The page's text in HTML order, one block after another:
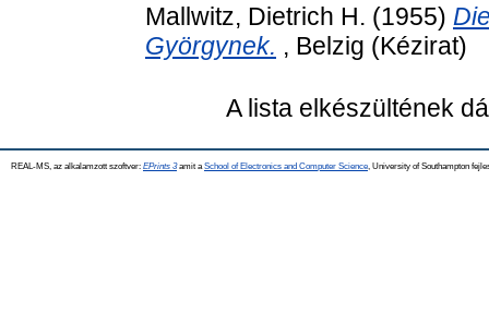
Mallwitz, Dietrich H. (1955)
Györgynek. , Belzig (Kézirat)
A lista elkészültének
REAL-MS, az alkalamzott szoftver: EPrints 3amit a School of Electronics and Computer Science , University of Southampton